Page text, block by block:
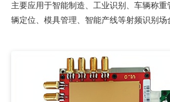
主要应用于智能制造、工业识别、车辆称
辆定位、模具管理、智能产线等射频识别场